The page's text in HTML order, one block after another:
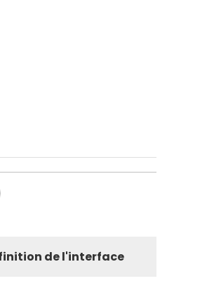
de l'interface